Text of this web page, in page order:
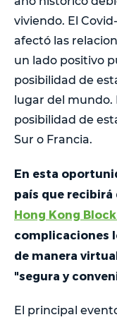
viviendo. El
afectó las
un lado positivo
posibilidad de
lugar del mundo.
posibilidad de
Sur o Francia.
En esta
país que recibirá
Hong Kong
complicaciones
de manera
"segura y
El principal